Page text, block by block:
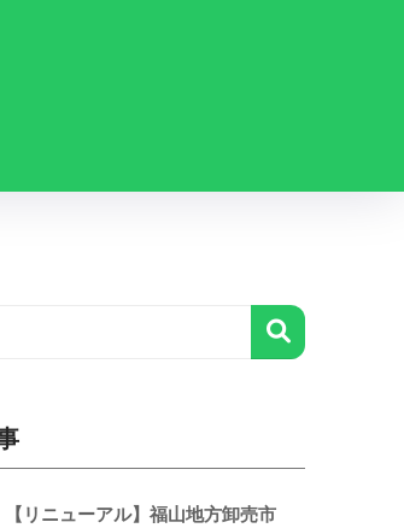
【リニューアル】福山地方卸売市